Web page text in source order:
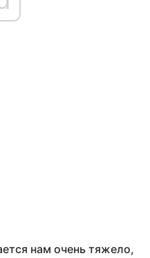
нам очень тяжело,